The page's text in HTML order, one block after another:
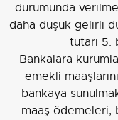
durumunda
daha düşük gelirli
tutarı 5.
Bankalara
emekli
bankaya
maaş ödemeleri,